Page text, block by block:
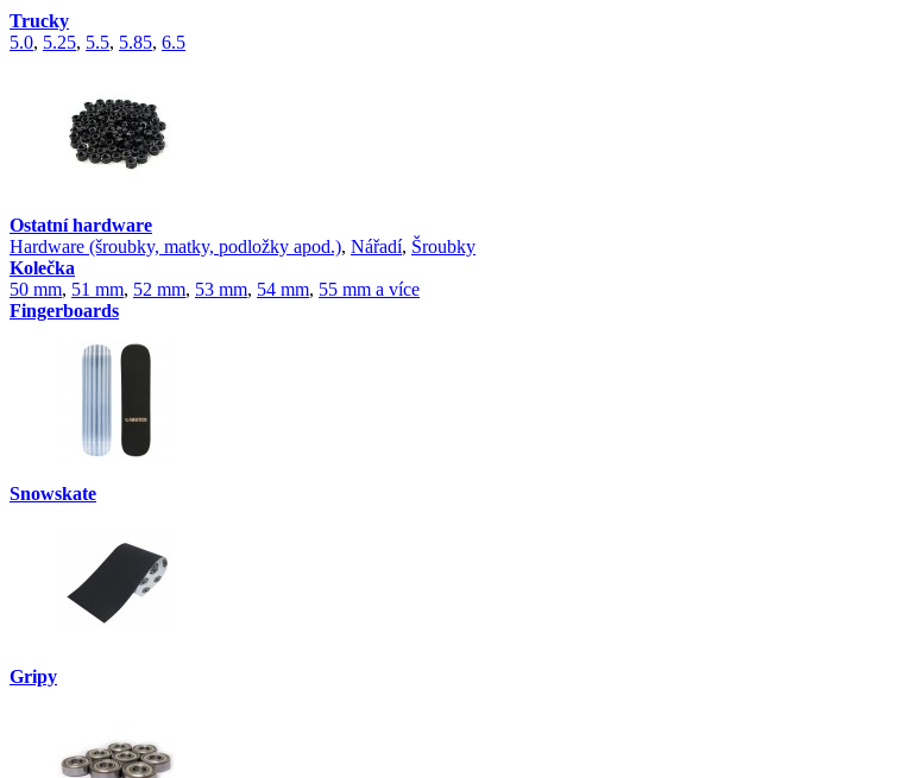
Trucky
5.0, 5.25, 5.5, 5.85, 6.5
Ostatní hardware
Hardware (šroubky, matky, podložky apod.), Nářadí, Šroubky
Kolečka
50 mm, 51 mm, 52 mm, 53 mm, 54 mm, 55 mm a více
Fingerboards
Snowskate
Gripy